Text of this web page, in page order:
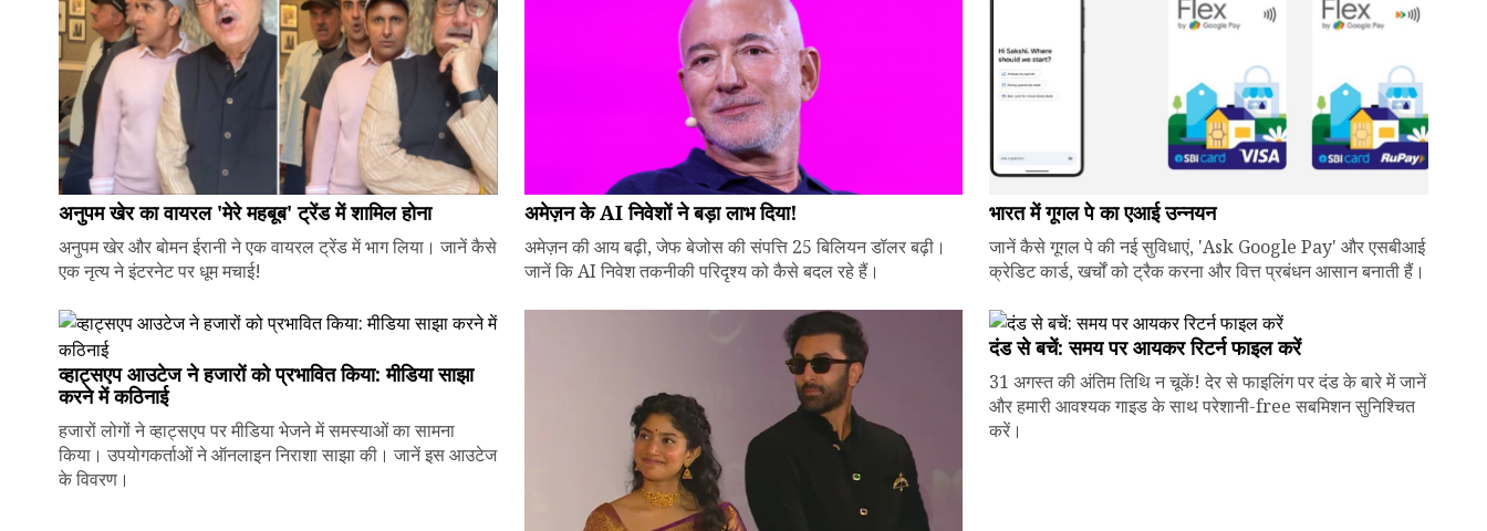
अनुपम खेर का वायरल 'मेरे महबूब' ट्रेंड में शामिल होना
अनुपम खेर और बोमन ईरानी ने एक वायरल ट्रेंड में भाग लिया। जानें कैसे
एक नृत्य ने इंटरनेट पर धूम मचाई!
अमेज़न के AI निवेशों ने बड़ा लाभ दिया!
अमेज़न की आय बढ़ी, जेफ बेजोस की संपत्ति 25 बिलियन डॉलर बढ़ी।
जानें कि AI निवेश तकनीकी परिदृश्य को कैसे बदल रहे हैं।
भारत में गूगल पे का एआई उन्नयन
जानें कैसे गूगल पे की नई सुविधाएं, 'Ask Google Pay' और एसबीआई
क्रेडिट कार्ड, खर्चों को ट्रैक करना और वित्त प्रबंधन आसान बनाती हैं।
व्हाट्सएप आउटेज ने हजारों को प्रभावित किया: मीडिया साझा
करने में कठिनाई
हजारों लोगों ने व्हाट्सएप पर मीडिया भेजने में समस्याओं का सामना
किया। उपयोगकर्ताओं ने ऑनलाइन निराशा साझा की। जानें इस आउटेज
के विवरण।
दंड से बचें: समय पर आयकर रिटर्न फाइल करें
31 अगस्त की अंतिम तिथि न चूकें! देर से फाइलिंग पर दंड के बारे में जानें
और हमारी आवश्यक गाइड के साथ परेशानी-free सबमिशन सुनिश्चित
करें।